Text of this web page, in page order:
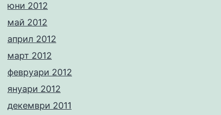
юни 2012
май 2012
април 2012
март 2012
февруари 2012
януари 2012
декември 2011